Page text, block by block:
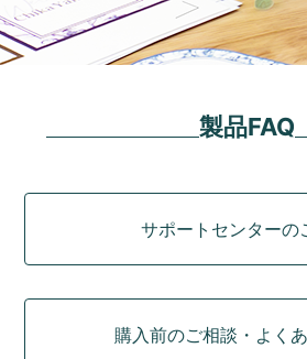
製品FAQ
サポートセンターの
購入前のご相談・よく